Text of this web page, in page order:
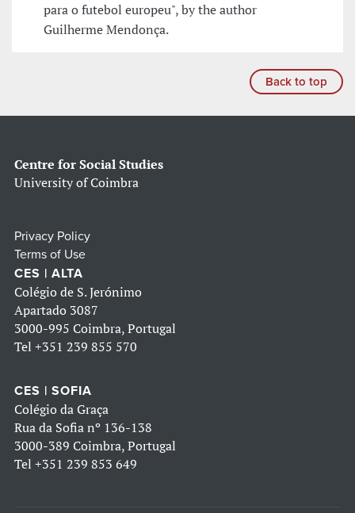
para o futebol europeu", by the author
Guilherme Mendonça.
Back to top
Centre for Social Studies
University of Coimbra
Privacy Policy
Terms of Use
CES | ALTA
Colégio de S. Jerónimo
Apartado 3087
3000-995 Coimbra, Portugal
Tel +351 239 855 570
CES | SOFIA
Colégio da Graça
Rua da Sofia nº 136-138
3000-389 Coimbra, Portugal
Tel +351 239 853 649